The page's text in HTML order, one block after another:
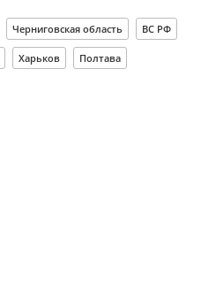
Черниговская область ВС РФ
Харьков Полтава